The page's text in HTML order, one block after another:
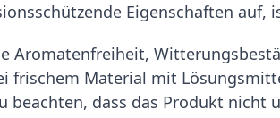
Eigenschaften
Aromatenfreiheit,
frischem Material mit
beachten, dass das Produkt nicht